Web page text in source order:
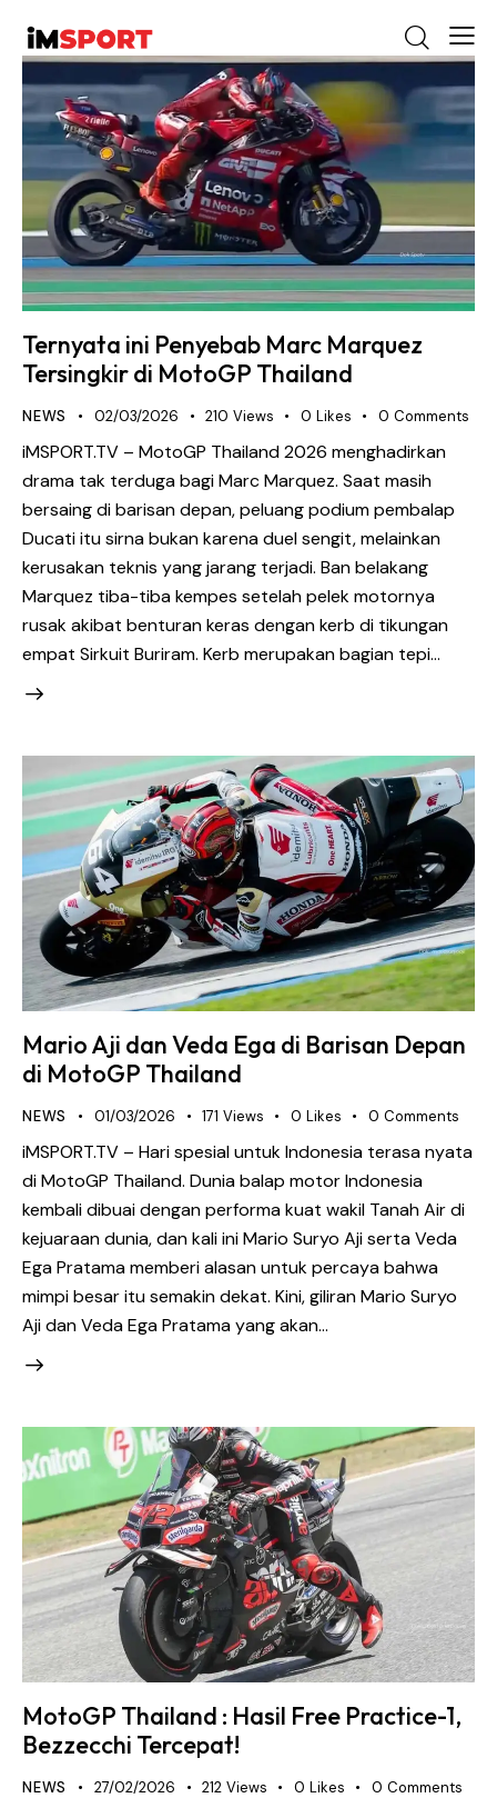
Ternyata ini Penyebab Marc Marquez
Tersingkir di MotoGP Thailand
NEWS 02/03/2026 210 Views 0 Likes 0 Comments
iMSPORT.TV – MotoGP Thailand 2026 menghadirkan
drama tak terduga bagi Marc Marquez. Saat masih
bersaing di barisan depan, peluang podium pembalap
Ducati itu sirna bukan karena duel sengit, melainkan
kerusakan teknis yang jarang terjadi. Ban belakang
Marquez tiba-tiba kempes setelah pelek motornya
rusak akibat benturan keras dengan kerb di tikungan
empat Sirkuit Buriram. Kerb merupakan bagian tepi…
Mario Aji dan Veda Ega di Barisan Depan
di MotoGP Thailand
NEWS 01/03/2026 171 Views 0 Likes 0 Comments
iMSPORT.TV – Hari spesial untuk Indonesia terasa nyata
di MotoGP Thailand. Dunia balap motor Indonesia
kembali dibuai dengan performa kuat wakil Tanah Air di
kejuaraan dunia, dan kali ini Mario Suryo Aji serta Veda
Ega Pratama memberi alasan untuk percaya bahwa
mimpi besar itu semakin dekat. Kini, giliran Mario Suryo
Aji dan Veda Ega Pratama yang akan…
MotoGP Thailand : Hasil Free Practice-1,
Bezzecchi Tercepat!
NEWS 27/02/2026 212 Views 0 Likes 0 Comments